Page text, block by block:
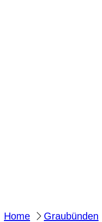
Home Graubünden